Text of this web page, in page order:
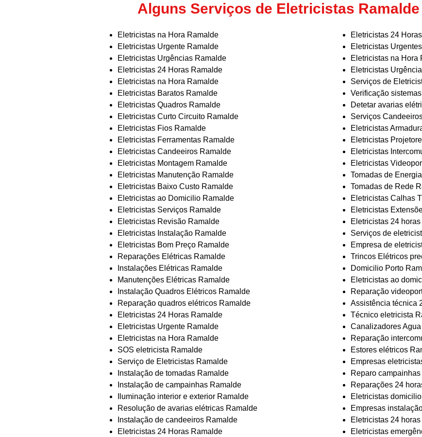
Alguns Serviços de Eletricistas Ramalde
Eletricistas na Hora Ramalde
Eletricistas Urgente Ramalde
Eletricistas Urgências Ramalde
Eletricistas 24 Horas Ramalde
Eletricistas na Hora Ramalde
Eletricistas Baratos Ramalde
Eletricistas Quadros Ramalde
Eletricistas Curto Circuito Ramalde
Eletricistas Fios Ramalde
Eletricistas Ferramentas Ramalde
Eletricistas Candeeiros Ramalde
Eletricistas Montagem Ramalde
Eletricistas Manutenção Ramalde
Eletricistas Baixo Custo Ramalde
Eletricistas ao Domicilio Ramalde
Eletricistas Serviços Ramalde
Eletricistas Revisão Ramalde
Eletricistas Instalação Ramalde
Eletricistas Bom Preço Ramalde
Reparações Elétricas Ramalde
Instalações Elétricas Ramalde
Manutenções Elétricas Ramalde
Instalação Quadros Elétricos Ramalde
Reparação quadros elétricos Ramalde
Eletricistas 24 Horas Ramalde
Eletricistas Urgente Ramalde
Eletricistas na Hora Ramalde
SOS eletricista Ramalde
Serviço de Eletricistas Ramalde
Instalação de tomadas Ramalde
Instalação de campainhas Ramalde
Iluminação interior e exterior Ramalde
Resolução de avarias elétricas Ramalde
Instalação de candeeiros Ramalde
Eletricistas 24 Horas Ramalde
Eletricistas 24
Eletricistas
Eletricistas na Hora
Eletricistas
Serviços de
Verificação
Detetar avarias
Serviços
Eletricistas
Eletricistas
Eletricistas
Eletricistas
Tomadas de
Tomadas de Rede
Eletricistas Calhas
Eletricistas
Eletricistas 24
Serviços de
Empresa de
Trincos Elétricos
Domicilio Porto
Eletricistas ao
Reparação
Assistência técnica
Técnico eletricista
Canalizadores
Reparação
Estores elétricos
Empresas
Reparo
Reparações 24
Eletricistas
Empresas
Eletricistas 24
Eletricistas